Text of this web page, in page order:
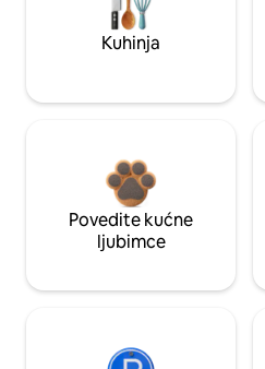
Kuhinja
Povedite kućne
ljubimce